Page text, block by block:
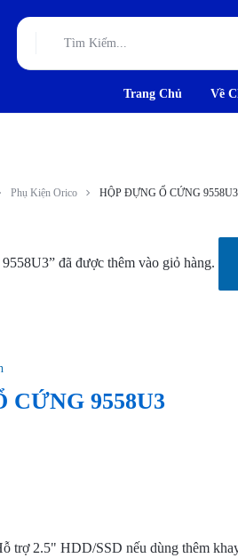
Trang Chủ Về
Phụ Kiện Orico HỘP ĐỰNG Ổ CỨNG 9558U3
đã được thêm vào giỏ hàng.
CỨNG 9558U3
trợ 2.5" HDD/SSD nếu dùng thêm